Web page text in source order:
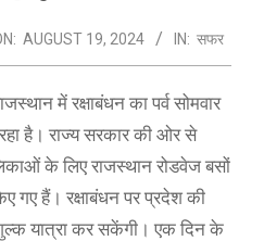
AUGUST 19, 2024 IN: सफर
में रक्षाबंधन का पर्व सोमवार
है। राज्य सरकार की ओर से
के लिए राजस्थान रोडवेज बसों
गए हैं। रक्षाबंधन पर प्रदेश की
यात्रा कर सकेंगी। एक दिन के